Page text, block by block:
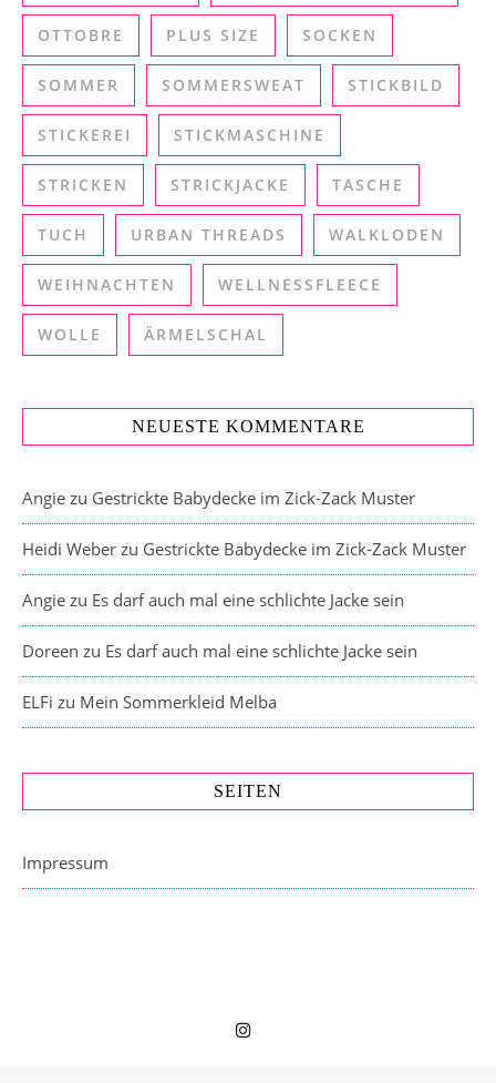
OTTOBRE PLUS SIZE SOCKEN
SOMMER SOMMERSWEAT STICKBILD
STICKEREI STICKMASCHINE
STRICKEN STRICKJACKE TASCHE
TUCH URBAN THREADS WALKLODEN
WEIHNACHTEN WELLNESSFLEECE
WOLLE ÄRMELSCHAL
NEUESTE KOMMENTARE
Angie zu Gestrickte Babydecke im Zick-Zack Muster
Heidi Weber zu Gestrickte Babydecke im Zick-Zack Muster
Angie zu Es darf auch mal eine schlichte Jacke sein
Doreen zu Es darf auch mal eine schlichte Jacke sein
ELFi zu Mein Sommerkleid Melba
SEITEN
Impressum